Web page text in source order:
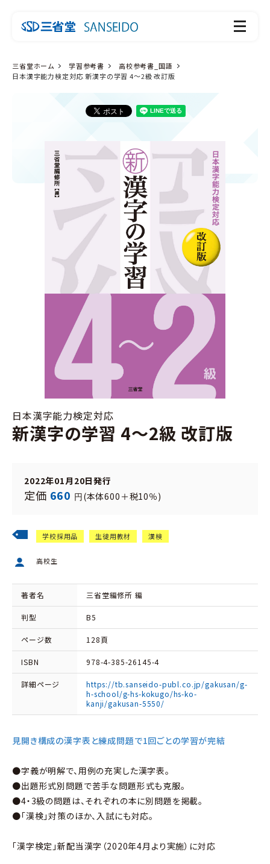
三省堂ホーム 学習参考書
高校参考書_国語
日本漢字能力検定対応 新漢字の学習 4～2級 改訂版
学校採用品 生徒用教材 漢検
高校生
著者名 三省堂編修所 編
判型 B5
ページ数 128頁
ISBN 978-4-385-26145-4
詳細ページ
https://tb.sanseido-publ.co.jp/gakusan/g-
h-school/g-hs-kokugo/hs-ko-
kanji/gakusan-5550/
見開き構成の漢字表と練成問題で1回ごとの学習が完結
●字義が明解で、用例の充実した漢字表。
●出題形式別問題で苦手な問題形式も克服。
●4・3級の問題は、それぞれの本に別問題を掲載。
●「漢検」対策のほか、入試にも対応。
「漢字検定」新配当漢字（2020年4月より実施）に対応
日本漢字能力検定対応
新漢字の学習 4～2級 改訂版
2022年01月20日発行
定価 660 円 (本体600＋税10％)